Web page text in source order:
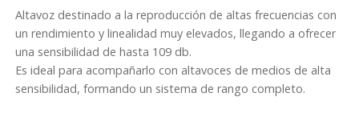
i
v
o
p
a
Altavoz destinado a la reproducción de altas frecuencias con
un rendimiento y linealidad muy elevados, llegando a ofrecer
una sensibilidad de hasta 109 db.
Es ideal para acompañarlo con altavoces de medios de alta
sensibilidad, formando un sistema de rango completo.